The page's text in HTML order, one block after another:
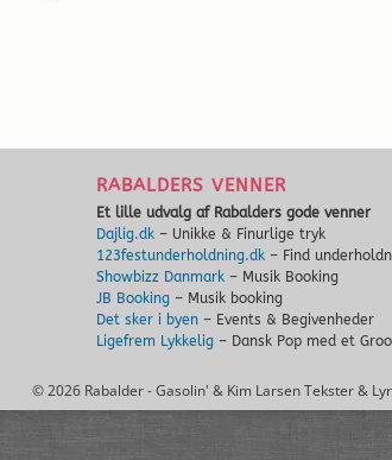
RABALDERS VENNER
Et lille udvalg af Rabalders gode venner
Dajlig.dk – Unikke & Finurlige tryk
123festunderholdning.dk – Find
Showbizz Danmark – Musik Booking
JB Booking – Musik booking
Det sker i byen – Events & Begivenheder
Ligefrem Lykkelig – Dansk Pop med et
©2026 Rabalder - Gasolin' & Kim Larsen Tekster &